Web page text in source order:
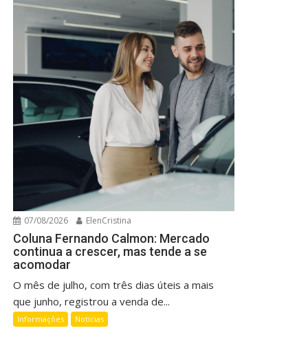
07/08/2026 ElenCristina
Coluna Fernando Calmon: Mercado
continua a crescer, mas tende a se
acomodar
O mês de julho, com três dias úteis a mais
que junho, registrou a venda de...
Informações Notícias